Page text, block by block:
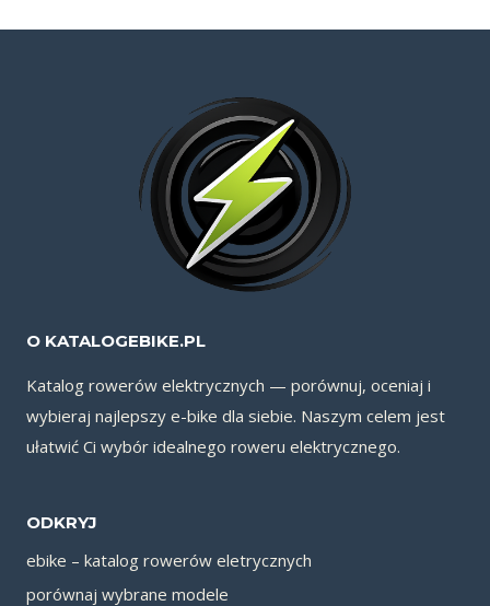
O KATALOGEBIKE.PL
Katalog rowerów elektrycznych — porównuj, oceniaj i
wybieraj najlepszy e-bike dla siebie. Naszym celem jest
ułatwić Ci wybór idealnego roweru elektrycznego.
ODKRYJ
ebike – katalog rowerów eletrycznych
porównaj wybrane modele